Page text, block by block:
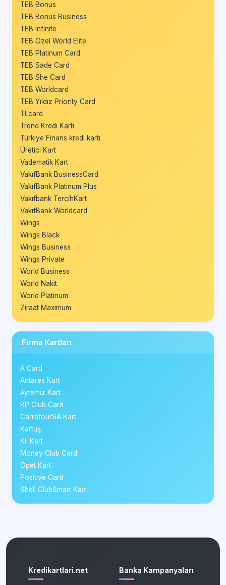
TEB Bonus
TEB Bonus Business
TEB Infinite
TEB Özel World Elite
TEB Platinum Card
TEB Sade Card
TEB She Card
TEB Worldcard
TEB Yıldız Priority Card
TLcard
Trend Kredi Kartı
Türkiye Finans kredi kartı
Üretici Kart
Vadematik Kart
VakıfBank BusinessCard
VakıfBank Platinum Plus
Vakıfbank TercihKart
VakıfBank Worldcard
Wings
Wings Black
Wings Business
Wings Private
World Business
World Nakit
World Platinum
Ziraat Maximum
Firma Kartları
A Card
Antares Kart
Aytemiz Kart
BP Club Card
CarrefourSA Kart
Kartuş
Ki! Kart
Money Club Card
Opet Kart
Positive Card
Shell ClubSmart Kart
Kredikartlari.net Banka Kampanyaları